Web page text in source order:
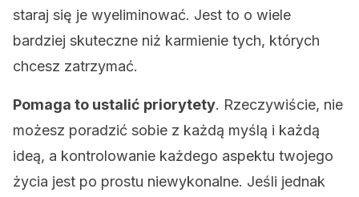
staraj się je wyeliminować. Jest to o wiele
bardziej skuteczne niż karmienie tych, których
chcesz zatrzymać.
Pomaga to ustalić priorytety. Rzeczywiście, nie
możesz poradzić sobie z każdą myślą i każdą
ideą, a kontrolowanie każdego aspektu twojego
życia jest po prostu niewykonalne. Jeśli jednak